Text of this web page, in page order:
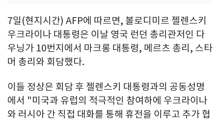
7일(현지시간) AFP에 따르면, 볼로디미르 젤렌스키
우크라이나 대통령은 이날 영국 런던 총리관저인 다
우닝가 10번지에서 마크롱 대통령, 메르츠 총리, 스타
머 총리와 회담했다.
이들 정상은 회담 후 젤렌스키 대통령과의 공동성명
에서 "미국과 유럽의 적극적인 참여하에 우크라이나
와 러시아 간 직접 대화를 통해 휴전을 이루고 추가 협